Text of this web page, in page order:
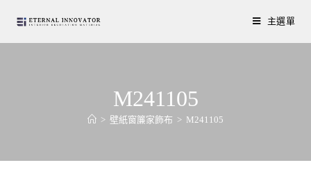
主選單
M241105
> 壁紙窗簾家飾布 > M241105